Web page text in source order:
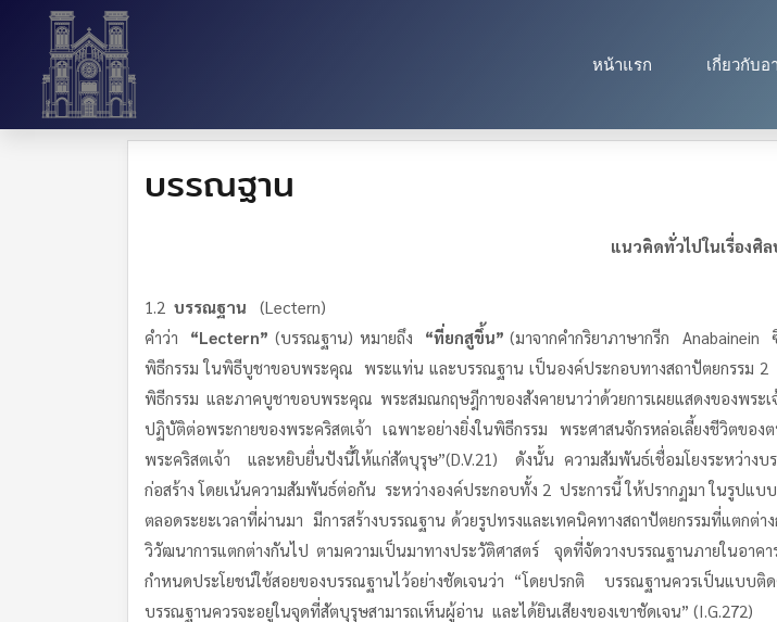
หน้าแรก เกี่ยวกับอ
บรรณฐาน
แนวคิดทั่วไปในเรื่องศิ
1.2 บรรณฐาน
(Lectern)
คำว่า “Lectern” (บรรณฐาน) หมายถึง “ที่ยกสูขึ้น” (มาจากคำกริยาภาษากรีก
พิธีกรรม ในพิธีบูชาขอบพระคุณ พระแท่น และบรรณฐาน เป็นองค์ประกอบทางสถาปัตยกรรม 2
พิธีกรรม และภาคบูชาขอบพระคุณ พระสมณกฤษฎีกาของสังคายนาว่าด้วยการเผยแสดงของพร
ปฏิบัติต่อพระกายของพระคริสตเจ้า เฉพาะอย่างยิ่งในพิธีกรรม พระศาสนจักรหล่อเลี้ยงชีวิตขอ
พระคริสตเจ้า และหยิบยื่นปังนี้ให้แก่สัตบุรุษ”(D.V.21) ดังนั้น ความสัมพันธ์เชื่อมโยงระหว่า
ก่อสร้าง โดยเน้นความสัมพันธ์ต่อกัน ระหว่างองค์ประกอบทั้ง 2 ประการนี้ ให้ปรากฏมา ในรูปแบ
ตลอดระยะเวลาที่ผ่านมา มีการสร้างบรรณฐาน ด้วยรูปทรงและเทคนิคทางสถาปัตยกรรมที่แตกต่
วิวัฒนาการแตกต่างกันไป ตามความเป็นมาทางประวัติศาสตร์ จุดที่จัดวางบรรณฐานภายในอ
กำหนดประโยชน์ใช้สอยของบรรณฐานไว้อย่างชัดเจนว่า “โดยปรกติ บรรณฐานควรเป็นแบบ
บรรณฐานควรจะอยู่ในจุดที่สัตบุรุษสามารถเห็นผู้อ่าน และได้ยินเสียงของเขาชัดเจน” (I.G.272)